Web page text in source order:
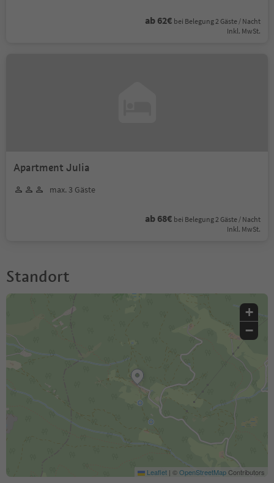
ab 62€ bei Belegung 2 Gäste / Nacht
Inkl. MwSt.
Apartment Julia
max. 3 Gäste
ab 68€ bei Belegung 2 Gäste / Nacht
Inkl. MwSt.
Standort
+
−
Leaflet | ©OpenStreetMapContributors